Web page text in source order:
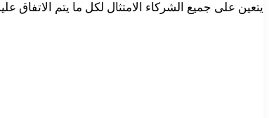
يتعين على جميع الشركاء الامتثال لكل ما يتم